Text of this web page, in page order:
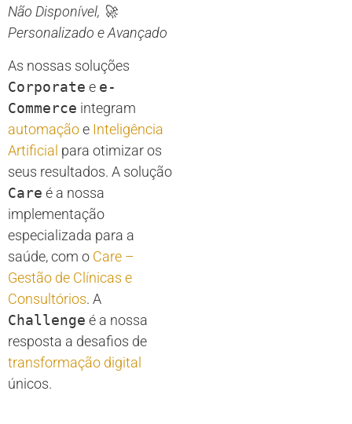
Não Disponível, 🚀
Personalizado e Avançado
As nossas soluções
Corporate e e-
Commerce integram
automaçãoe Inteligência
Artificial para otimizar os
seus resultados. A solução
Care é a nossa
implementação
especializada para a
saúde, com o Care –
Gestão de Clínicas e
Consultórios. A
Challenge é a nossa
resposta a desafios de
transformação digital
únicos.